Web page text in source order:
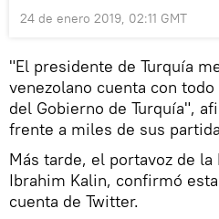
24 de enero 2019, 02:11 GMT
"El presidente de Turquía
venezolano cuenta con
del Gobierno de Turquía",
frente a miles de sus
Más tarde, el portavoz de
Ibrahim Kalin, confirmó
cuenta de Twitter.